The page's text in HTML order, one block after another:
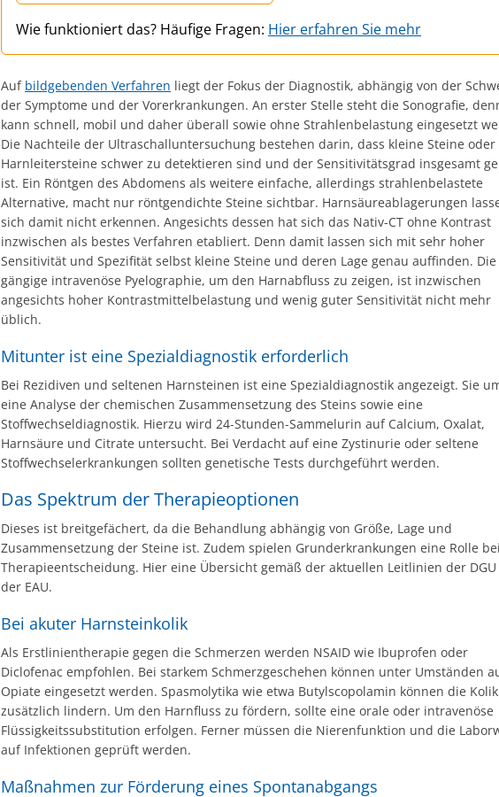
Wie funktioniert das? Häufige Fragen: Hier erfahren Sie mehr
Auf bildgebenden Verfahren liegt der Fokus der Diagnostik, abhängig von der
der Symptome und der Vorerkrankungen. An erster Stelle steht die Sonografie,
kann schnell, mobil und daher überall sowie ohne Strahlenbelastung eingesetzt
Die Nachteile der Ultraschalluntersuchung bestehen darin, dass kleine Steine oder
Harnleitersteine schwer zu detektieren sind und der Sensitivitätsgrad insgesamt
ist. Ein Röntgen des Abdomens als weitere einfache, allerdings strahlenbelastete
Alternative, macht nur röntgendichte Steine sichtbar. Harnsäureablagerungen
sich damit nicht erkennen. Angesichts dessen hat sich das Nativ-CT ohne Kontrast
inzwischen als bestes Verfahren etabliert. Denn damit lassen sich mit sehr hoher
Sensitivität und Spezifität selbst kleine Steine und deren Lage genau auffinden.
gängige intravenöse Pyelographie, um den Harnabfluss zu zeigen, ist inzwischen
angesichts hoher Kontrastmittelbelastung und wenig guter Sensitivität nicht mehr
üblich.
Mitunter ist eine Spezialdiagnostik erforderlich
Bei Rezidiven und seltenen Harnsteinen ist eine Spezialdiagnostik angezeigt. Sie
eine Analyse der chemischen Zusammensetzung des Steins sowie eine
Stoffwechseldiagnostik. Hierzu wird 24-Stunden-Sammelurin auf Calcium, Oxalat,
Harnsäure und Citrate untersucht. Bei Verdacht auf eine Zystinurie oder seltene
Stoffwechselerkrankungen sollten genetische Tests durchgeführt werden.
Das Spektrum der Therapieoptionen
Dieses ist breitgefächert, da die Behandlung abhängig von Größe, Lage und
Zusammensetzung der Steine ist. Zudem spielen Grunderkrankungen eine Rolle
Therapieentscheidung. Hier eine Übersicht gemäß der aktuellen Leitlinien der
der EAU.
Bei akuter Harnsteinkolik
Als Erstlinientherapie gegen die Schmerzen werden NSAID wie Ibuprofen oder
Diclofenac empfohlen. Bei starkem Schmerzgeschehen können unter Umständen
Opiate eingesetzt werden. Spasmolytika wie etwa Butylscopolamin können die Kolik
zusätzlich lindern. Um den Harnfluss zu fördern, sollte eine orale oder intravenöse
Flüssigkeitssubstitution erfolgen. Ferner müssen die Nierenfunktion und die
auf Infektionen geprüft werden.
Maßnahmen zur Förderung eines Spontanabgangs